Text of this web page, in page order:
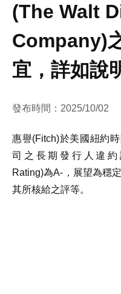
(The Walt
Company)
宜，詳如說
發布時間：2025/10/02
惠譽(Fitch)於美國紐約
司之長期發行人違約
Rating)為A-，展望為穩
其所核給之評等。